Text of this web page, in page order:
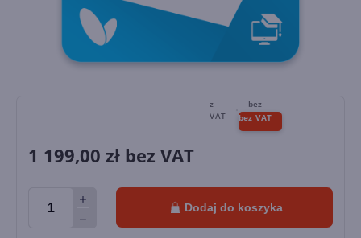
1 199,00 zł bez VAT
Dodaj do koszyka